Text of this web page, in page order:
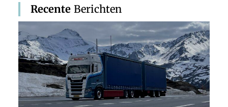
Recente Berichten